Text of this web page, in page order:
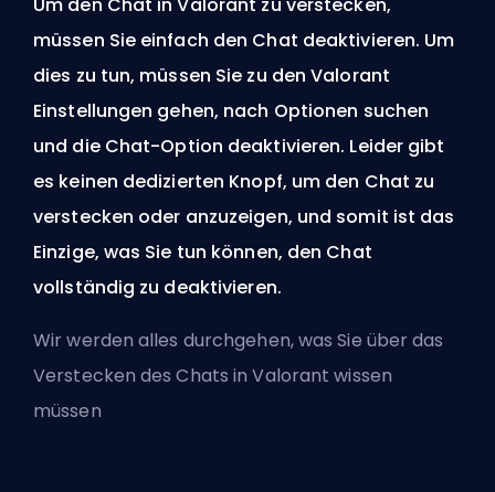
müssen Sie einfach den Chat deaktivieren. Um
dies zu tun, müssen Sie zu den Valorant
Einstellungen gehen, nach Optionen suchen
und die Chat-Option deaktivieren. Leider gibt
es keinen dedizierten Knopf, um den Chat zu
verstecken oder anzuzeigen, und somit ist das
Einzige, was Sie tun können, den Chat
vollständig zu deaktivieren.
Wir werden alles durchgehen, was Sie über das
Verstecken des Chats in Valorant wissen
müssen